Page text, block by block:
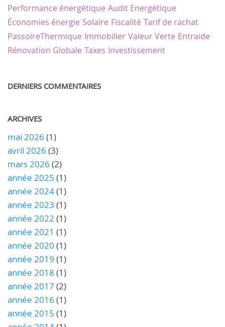
Performance énergétique Audit Energétique
Économies énergie Solaire Fiscalité Tarif de rachat
PassoireThermique Immobilier Valeur Verte Entraide
Rénovation Globale Taxes Investissement
DERNIERS COMMENTAIRES
ARCHIVES
mai 2026 (1)
avril 2026 (3)
mars 2026 (2)
année 2025 (1)
année 2024(1)
année 2023 (1)
année 2022 (1)
année 2021 (1)
année 2020 (1)
année 2019 (1)
année 2018 (1)
année 2017 (2)
année 2016 (1)
année 2015 (1)